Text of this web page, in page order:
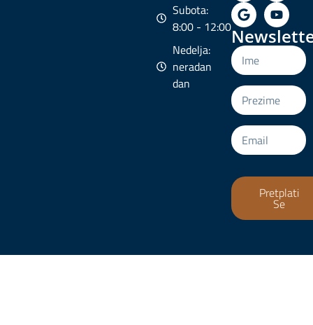
Subota:
8:00 - 12:00
Nedelja:
neradan
dan
Pretplati
Se